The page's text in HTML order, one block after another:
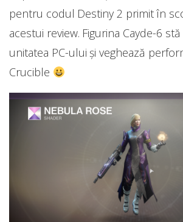
pentru codul Destiny 2 primit în
acestui review. Figurina Cayde-6
unitatea PC-ului și veghează
Crucible